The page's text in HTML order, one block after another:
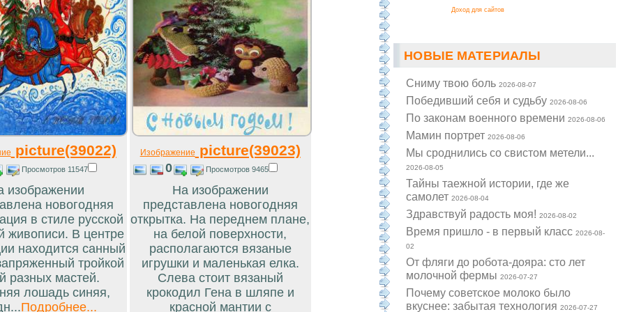
Доход для сайтов
НОВЫЕ МАТЕРИАЛЫ
Cниму твою боль2026-08-07
Победивший себя и судьбу2026-08-06
По законам военного времени2026-08-06
Мамин портрет2026-08-06
Мы сроднились со свистом метели...
2026-08-05
Тайны таежной истории, где же
самолет2026-08-04
Здравствуй радость моя!2026-08-02
Время пришло - в первый класс2026-08-
02
От фляги до робота-дояра: сто лет
молочной фермы2026-07-27
Почему советское молоко было
вкуснее: забытая технология2026-07-27
picture(39022)
Просмотров 11547
изображении
новогодняя
в стиле русской
живописи. В центре
находится санный
тройкой
разных мастей.
лошадь синяя,
Подробнее...
Изображение picture(39023)
0 Просмотров 9465
На изображении
представлена новогодняя
открытка. На переднем плане,
на белой поверхности,
располагаются вязаные
игрушки и маленькая елка.
Слева стоит вязаный
крокодил Гена в шляпе и
красной мантии с